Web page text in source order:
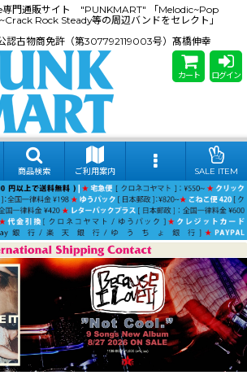
専門通販サイト "PUNKMART" 「Melodic~Pop
Rock Steady等の周辺バンドをセレクト」
認古物商免許（第307792119003号）髙橋伸幸
カート ログイン
商品検索 ご利用案内 SALE ITEM